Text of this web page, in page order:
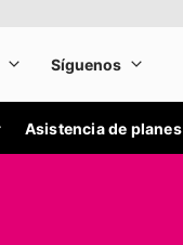
Asistencia de planes